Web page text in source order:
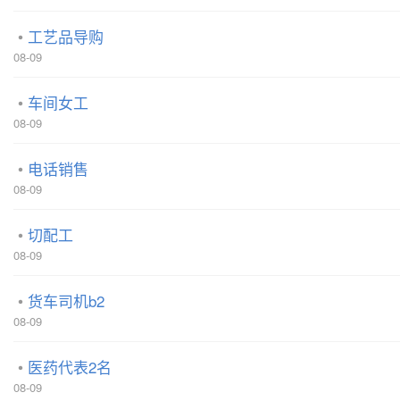
工艺品导购
08-09
车间女工
08-09
电话销售
08-09
切配工
08-09
货车司机b2
08-09
医药代表2名
08-09